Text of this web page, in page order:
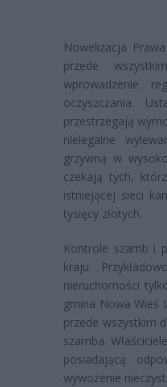
Nowelizacja
przede
wprowadzenie
oczyszczania.
przestrzegają
nielegalne
grzywną w
czekają tych,
istniejącej sieci
tysięcy złotych.
Kontrole szamb i
kraju.
nieruchomości
gmina Nowa Wieś
przede wszystkim
szamba.
posiadającą
wywożenie